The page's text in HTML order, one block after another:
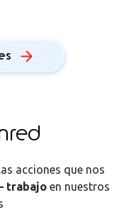
acciones que nos
trabajo en nuestros